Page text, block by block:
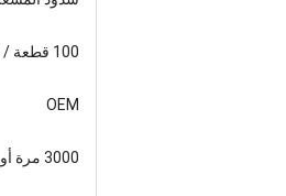
100 قطعة / الحقيبة ، 1 قطعة / صندوق
OEM
3000 مرة أو 5 سنوات